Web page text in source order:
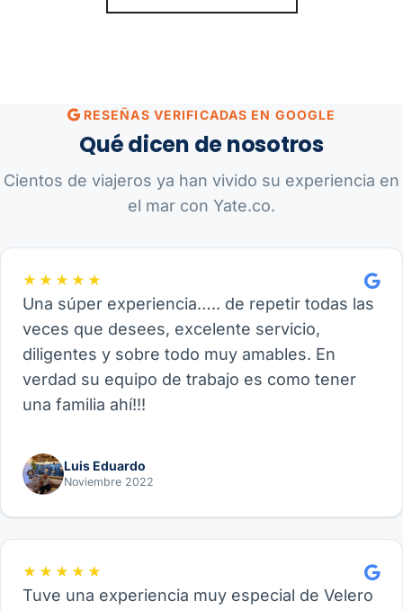
RESEÑAS VERIFICADAS EN GOOGLE
Qué dicen de nosotros
Cientos de viajeros ya han vivido su experiencia en
el mar con Yate.co.
★★★★★
Una súper experiencia….. de repetir todas las
veces que desees, excelente servicio,
diligentes y sobre todo muy amables. En
verdad su equipo de trabajo es como tener
una familia ahí!!!
Luis Eduardo
Noviembre 2022
★★★★★
Tuve una experiencia muy especial de Velero